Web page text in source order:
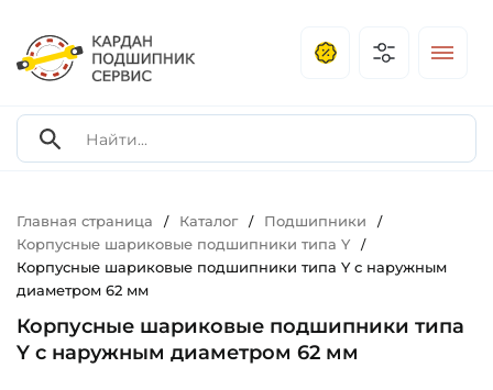
Главная страница / Каталог / Подшипники /
Корпусные шариковые подшипники типа Y /
Корпусные шариковые подшипники типа Y с наружным
диаметром 62 мм
Корпусные шариковые подшипники типа
Y с наружным диаметром 62 мм